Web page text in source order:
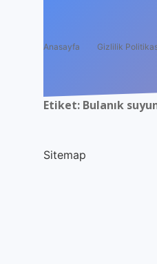
Anasayfa Gizlilik
Etiket: Bulanık
Sitemap